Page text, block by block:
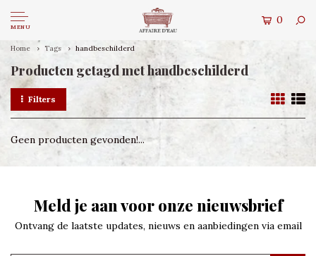
MENU
0
Home Tags handbeschilderd
Producten getagd met handbeschilderd
Filters
Geen producten gevonden!...
Meld je aan voor onze nieuwsbrief
Ontvang de laatste updates, nieuws en aanbiedingen via email